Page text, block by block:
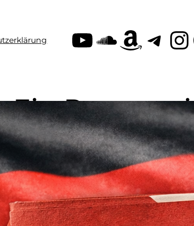
YouTube
Ein Patent,
Der Fall aus Deutschland offenbart
Als ein deutscher Erfinder im Jahr
Markenamt (DPMA) einreichte,